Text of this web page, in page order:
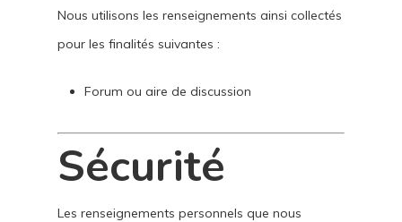
Nous utilisons les renseignements ainsi collectés
pour les finalités suivantes :
Forum ou aire de discussion
Sécurité
Les renseignements personnels que nous